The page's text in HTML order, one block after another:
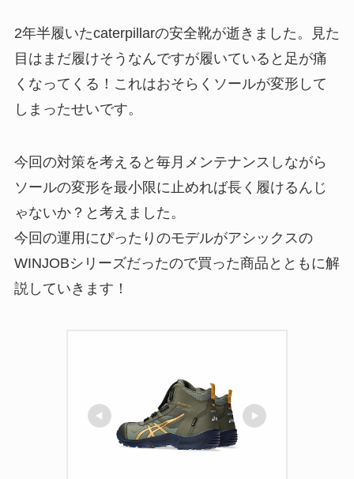
2年半履いたcaterpillarの安全靴が逝きました。見た
目はまだ履けそうなんですが履いていると足が痛
くなってくる！これはおそらくソールが変形して
しまったせいです。
今回の対策を考えると毎月メンテナンスしながら
ソールの変形を最小限に止めれば長く履けるんじ
ゃないか？と考えました。
今回の運用にぴったりのモデルがアシックスの
WINJOBシリーズだったので買った商品とともに解
説していきます！